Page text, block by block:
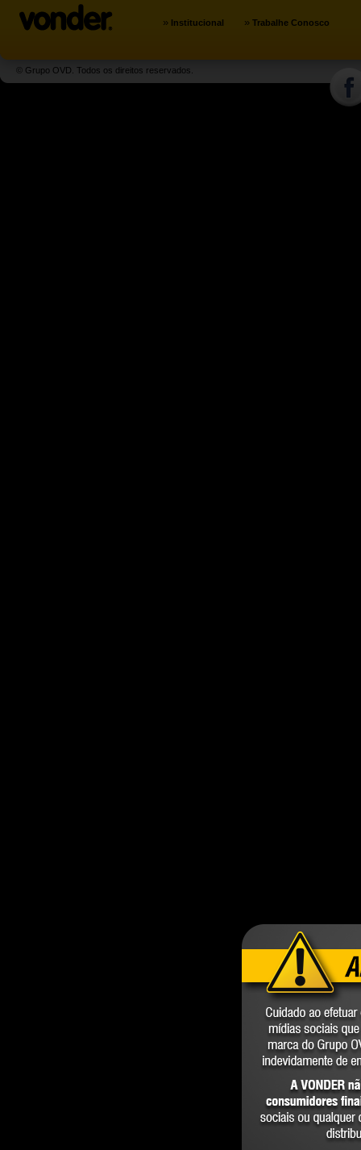
» Institucional » Trabalhe Conosco
© Grupo OVD. Todos os direitos reservados.